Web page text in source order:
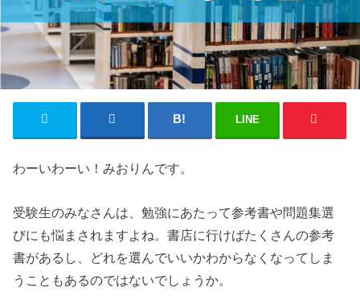
LINE
わーいわーい！みおりんです。
受験生のみなさんは、勉強にあたって参考書や問題集選
びにも悩まされますよね。書店に行けばたくさんの参考
書があるし、どれを選んでいいかわからなくなってしま
うこともあるのではないでしょうか。